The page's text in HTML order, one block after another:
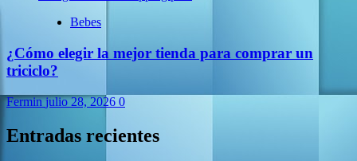
Bebes
¿Cómo elegir la mejor tienda para comprar un
triciclo?
Ferminjulio 28, 2026 0
Entradas recientes